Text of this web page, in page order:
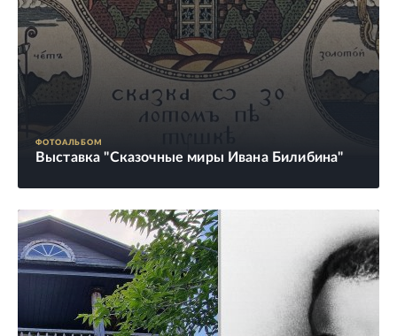
ФОТОАЛЬБОМ
Выставка "Сказочные миры Ивана Билибина"